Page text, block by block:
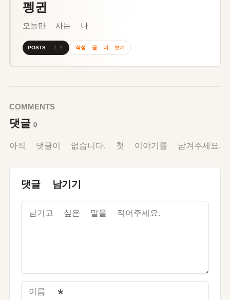
펭귄
오늘만 사는 나
POSTS 29 작성 글 더 보기
COMMENTS
댓글 0
아직 댓글이 없습니다. 첫 이야기를 남겨주세요.
댓글 남기기
이름